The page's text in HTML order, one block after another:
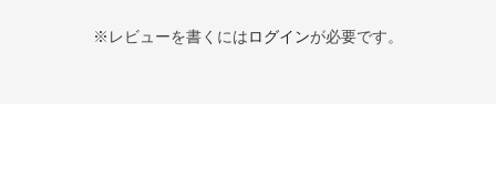
※レビューを書くにはログインが必要です。